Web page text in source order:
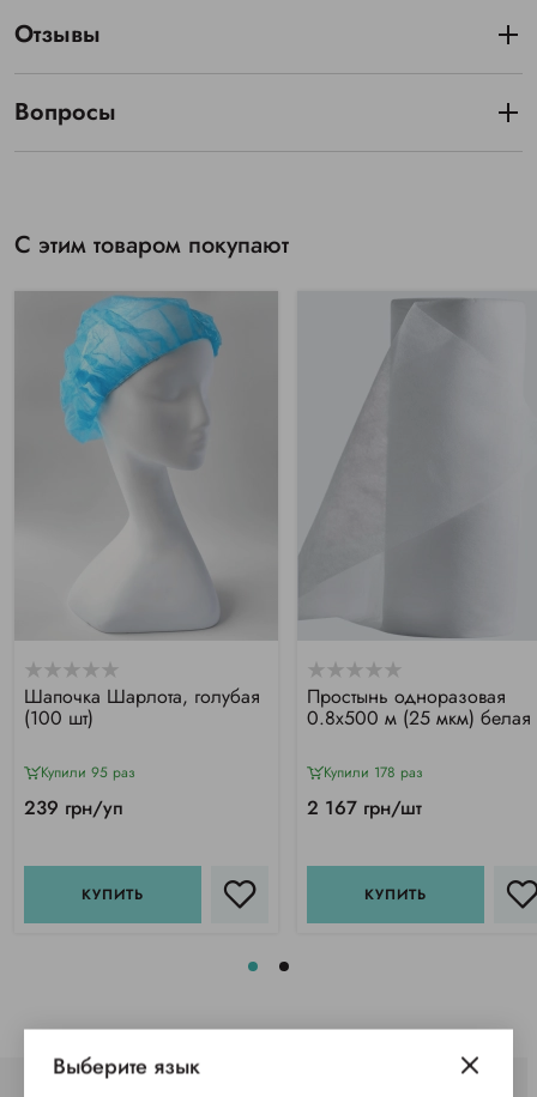
Отзывы
Вопросы
С этим товаром покупают
Шапочка Шарлота, голубая
(100 шт)
Купили 95 раз
239 грн/уп
КУПИТЬ
Простынь одноразовая
0.8х500 м (25 мкм) белая
Купили 178 раз
2 167 грн/шт
КУПИТЬ
Выберите язык